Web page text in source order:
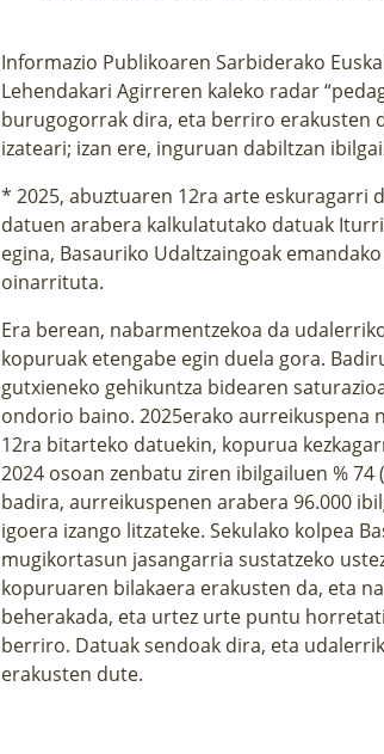
Informazio Publikoaren Sarbiderako
Lehendakari Agirreren kaleko radar
burugogorrak dira, eta berriro erakusten
izateari; izan ere, inguruan dabiltzan
* 2025, abuztuaren 12ra arte eskuragarri
datuen arabera kalkulatutako datuak
egina, Basauriko Udaltzaingoak
oinarrituta.
Era berean, nabarmentzekoa da
kopuruak etengabe egin duela gora.
gutxieneko gehikuntza bidearen
ondorio baino. 2025erako aurreikuspena
12ra bitarteko datuekin, kopurua
2024 osoan zenbatu ziren ibilgailuen %
badira, aurreikuspenen arabera 96.000
igoera izango litzateke. Sekulako kolpea
mugikortasun jasangarria sustatzeko
kopuruaren bilakaera erakusten da, eta
beherakada, eta urtez urte puntu
berriro. Datuak sendoak dira, eta
erakusten dute.